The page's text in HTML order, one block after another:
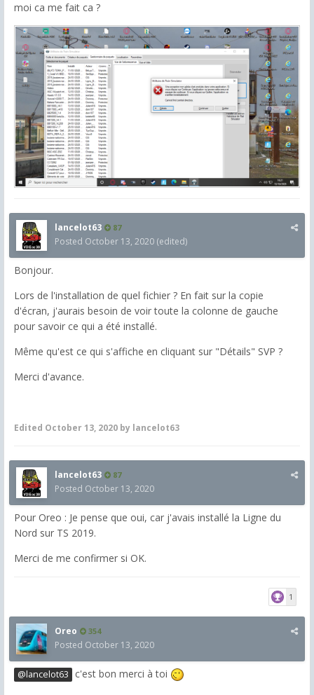
moi ca me fait ca ?
lancelot63 87
Posted October 13, 2020 (edited)
Bonjour.
Lors de l'installation de quel fichier ? En fait sur la copie
d'écran, j'aurais besoin de voir toute la colonne de gauche
pour savoir ce qui a été installé.
Même qu'est ce qui s'affiche en cliquant sur "Détails" SVP ?
Merci d'avance.
Edited October 13, 2020 by lancelot63
lancelot63 87
Posted October 13, 2020
Pour Oreo : Je pense que oui, car j'avais installé la Ligne du
Nord sur TS 2019.
Merci de me confirmer si OK.
1
Oreo 354
Posted October 13, 2020
@lancelot63 c'est bon merci à toi